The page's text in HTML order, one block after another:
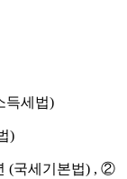
득세법)
)
(국세기본법) , ②